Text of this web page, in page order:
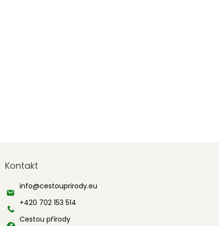
p
t
Kontakt
info@cestouprirody.eu
+420 702 153 514
Cestou přírody